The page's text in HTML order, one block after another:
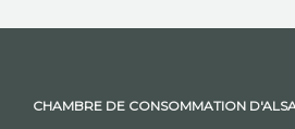
CHAMBRE DE CONSOMMATION